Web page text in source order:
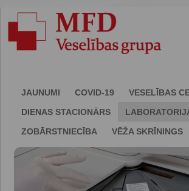
JAUNUMI COVID-19 VESELĪBAS
DIENAS STACIONĀRS
ZOBĀRSTNIECĪBA
VĒŽA SKRĪNINGS